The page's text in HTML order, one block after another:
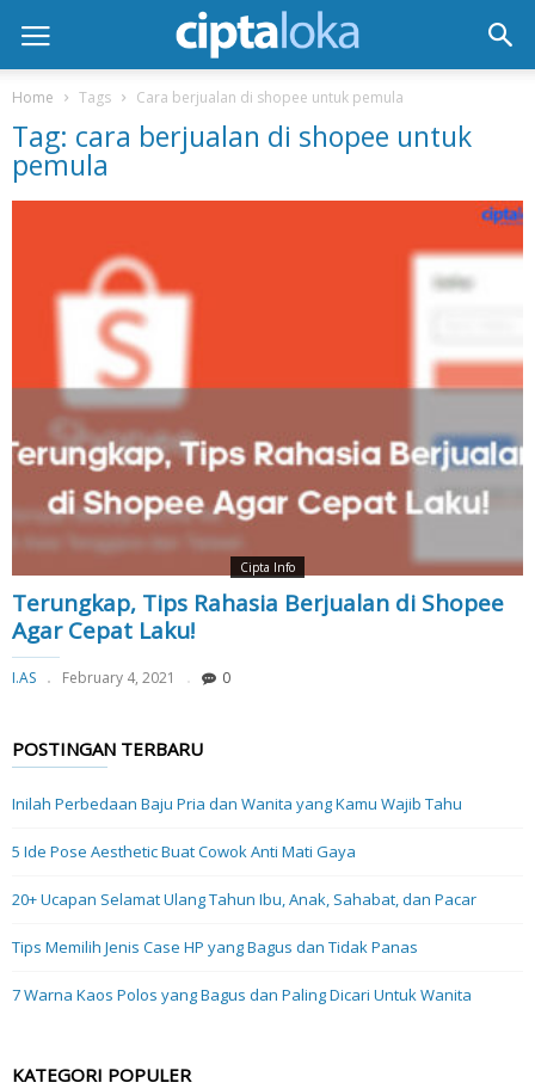
Home Tags Cara berjualan di shopee untuk pemula
Tag: cara berjualan di shopee untuk
pemula
Cipta Info
Terungkap, Tips Rahasia Berjualan di Shopee
Agar Cepat Laku!
I.AS February 4, 2021 0
POSTINGAN TERBARU
Inilah Perbedaan Baju Pria dan Wanita yang Kamu Wajib Tahu
5 Ide Pose Aesthetic Buat Cowok Anti Mati Gaya
20+ Ucapan Selamat Ulang Tahun Ibu, Anak, Sahabat, dan Pacar
Tips Memilih Jenis Case HP yang Bagus dan Tidak Panas
7 Warna Kaos Polos yang Bagus dan Paling Dicari Untuk Wanita
KATEGORI POPULER